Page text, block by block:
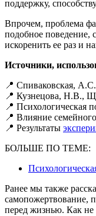
поддержку,
Впрочем, проблема
подобное поведение,
искоренить ее раз и
Источники,
📍 Спиваковская,
📍 Кузнецова, Н.В.,
📍 Психологическая
📍 Влияние
📍 Результаты
БОЛЬШЕ ПО ТЕМЕ:
Ранее мы также
самопожертвование,
перед жизнью. Как не